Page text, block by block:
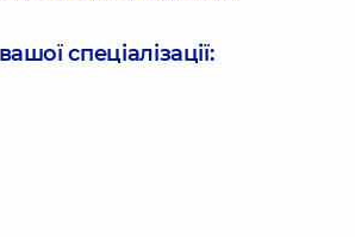
спеціалізації: